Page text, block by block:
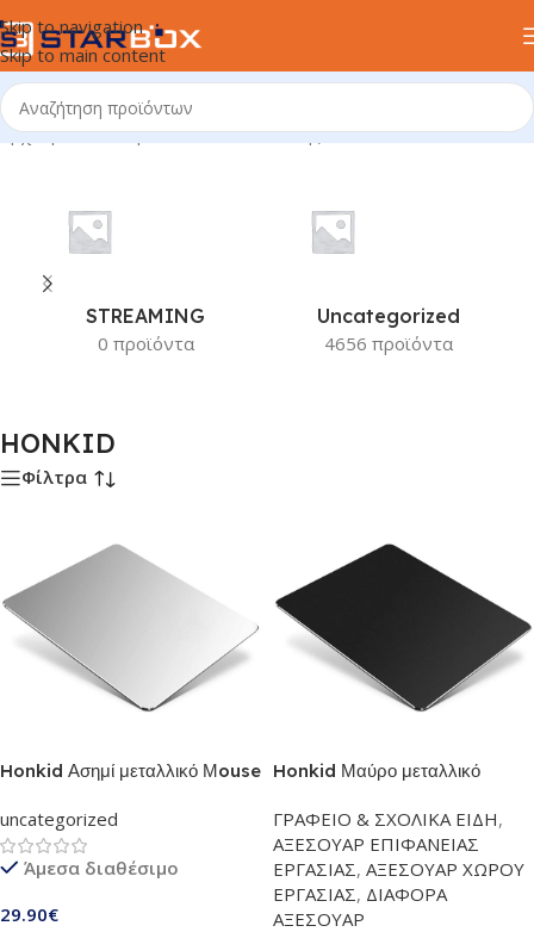
Skip to navigation
Skip to main content
Αρχική σελίδα/Προϊόν Κατασκευαστής/HONKID
STREAMING
0 προϊόντα
Uncategorized
4656 προϊόντα
HONKID
Φίλτρα
Honkid Ασημί μεταλλικό Μouse
επιφάνεια, 23x18cm, συμβατό
με όλα τα ποντίκια-Ταιριάζει
τέλεια με Macbook (HP1030)
uncategorized
Άμεσα διαθέσιμο
29.90€
Honkid Μαύρο μεταλλικό
διπλή επιφάνεια, 23x18cm,
συμβατό με όλα τα ποντίκια-
Ταιριάζει τέλεια με Macbook
(HP1030)
ΓΡΑΦΕΙΟ & ΣΧΟΛΙΚΑ ΕΙΔΗ,
ΑΞΕΣΟΥΑΡ ΕΠΙΦΑΝΕΙΑΣ
ΕΡΓΑΣΙΑΣ, ΑΞΕΣΟΥΑΡ ΧΩΡΟΥ
ΕΡΓΑΣΙΑΣ, ΔΙΑΦΟΡΑ
ΑΞΕΣΟΥΑΡ